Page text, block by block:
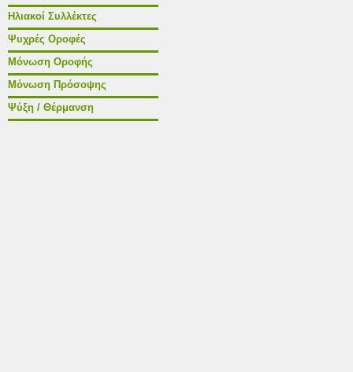
Ηλιακοί Συλλέκτες
Ψυχρές Οροφές
Μόνωση Οροφής
Μόνωση Πρόσοψης
Ψύξη / Θέρμανση